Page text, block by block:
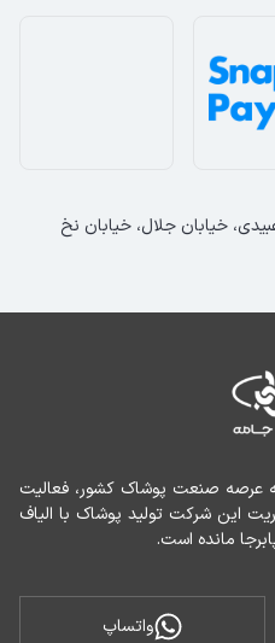
مانده است.
واتساپ
خیابان جلال، خیابان نخ